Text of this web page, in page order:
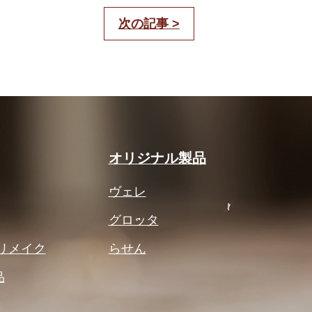
次の記事 >
メイク
オリジナル製品
ヴェレ
グロッタ
らせん